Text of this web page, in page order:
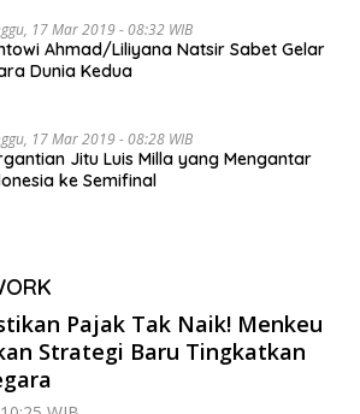
17 Mar 2019 - 08:32 WIB
Ahmad/Liliyana Natsir Sabet Gelar
Dunia Kedua
17 Mar 2019 - 08:28 WIB
Jitu Luis Milla yang Mengantar
ke Semifinal
Pajak Tak Naik! Menkeu
Strategi Baru Tingkatkan